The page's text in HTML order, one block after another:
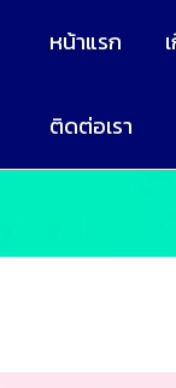
หน้าแรก
ติดต่อเรา